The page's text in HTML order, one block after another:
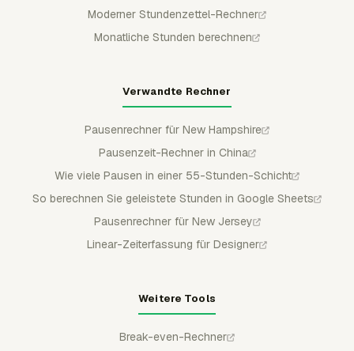
Moderner Stundenzettel-Rechner
Monatliche Stunden berechnen
Verwandte Rechner
Pausenrechner für New Hampshire
Pausenzeit-Rechner in China
Wie viele Pausen in einer 55-Stunden-Schicht
So berechnen Sie geleistete Stunden in Google Sheets
Pausenrechner für New Jersey
Linear-Zeiterfassung für Designer
Weitere Tools
Break-even-Rechner